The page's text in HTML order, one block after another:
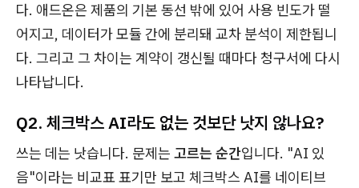
다. 애드온은 제품의 기본 동선 밖에 있어 사용 빈도가 떨
어지고, 데이터가 모듈 간에 분리돼 교차 분석이 제한됩니
다. 그리고 그 차이는 계약이 갱신될 때마다 청구서에 다시
나타납니다.
Q2. 체크박스 AI라도 없는 것보단 낫지 않나요?
쓰는 데는 낫습니다. 문제는 고르는 순간입니다. "AI 있
음"이라는 비교표 표기만 보고 체크박스 AI를 네이티브